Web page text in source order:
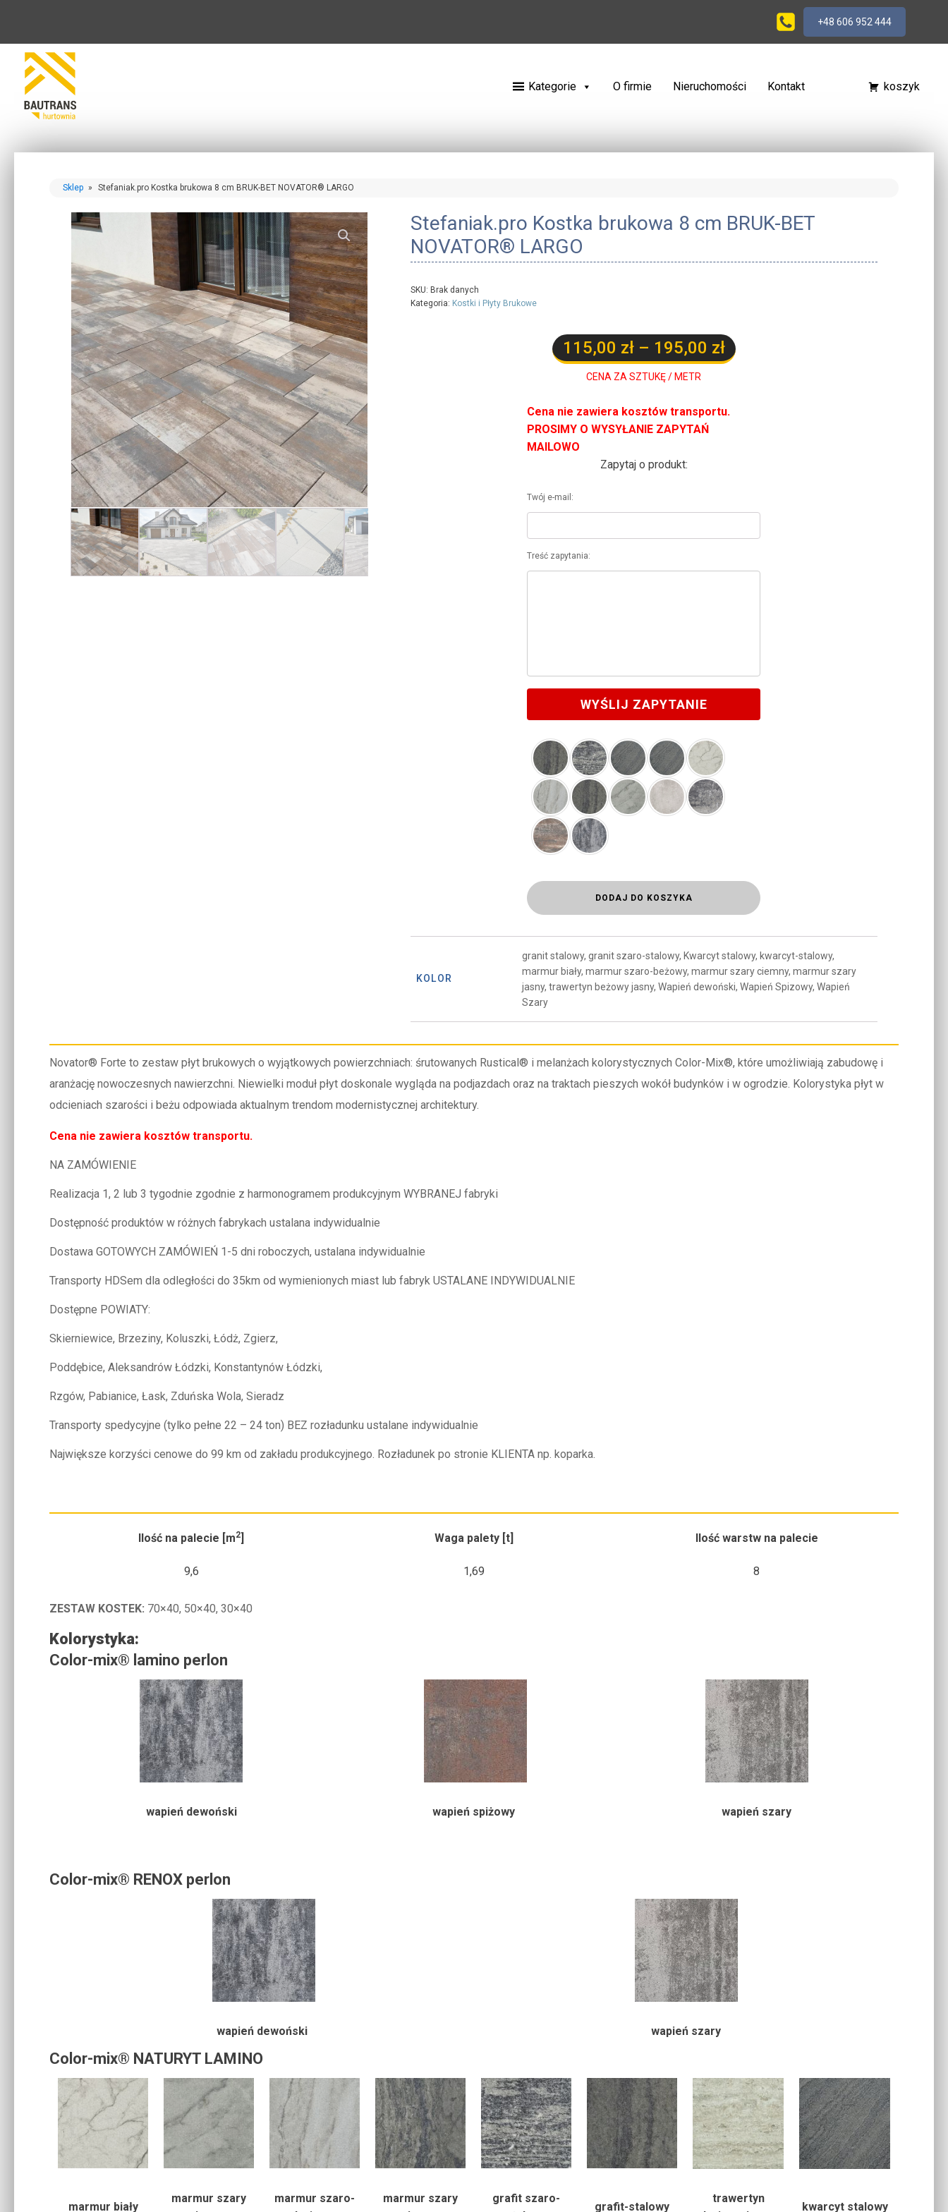
+48 606 952 444
Kategorie O firmie Nieruchomości Kontakt koszyk
Sklep » Stefaniak.pro Kostka brukowa 8 cm BRUK-BET NOVATOR® LARGO
Stefaniak.pro Kostka brukowa 8 cm BRUK-BET
NOVATOR® LARGO
SKU: Brak danych
Kategoria: Kostki i Płyty Brukowe
115,00 zł – 195,00 złZakres
CENA ZA SZTUKĘ / METR
Cena nie zawiera kosztów transportu.
PROSIMY O WYSYŁANIE ZAPYTAŃ
MAILOWO
Zapytaj o produkt:
Twój e-mail:
Treść zapytania:
WYŚLIJ ZAPYTANIE
DODAJ DO KOSZYKA
KOLOR
granit stalowy, granit szaro-stalowy, Kwarcyt stalowy, kwarcyt-stalowy,
marmur biały, marmur szaro-beżowy, marmur szary ciemny, marmur szary
jasny, trawertyn beżowy jasny, Wapień dewoński, Wapień Spizowy, Wapień
Szary
Novator® Forte to zestaw płyt brukowych o wyjątkowych powierzchniach: śrutowanych Rustical® i melanżach kolorystycznych Color-Mix®, które umożliwiają zabudowę i
aranżację nowoczesnych nawierzchni. Niewielki moduł płyt doskonale wygląda na podjazdach oraz na traktach pieszych wokół budynków i w ogrodzie. Kolorystyka płyt w
odcieniach szarości i beżu odpowiada aktualnym trendom modernistycznej architektury.
Cena nie zawiera kosztów transportu.
NA ZAMÓWIENIE
Realizacja 1, 2 lub 3 tygodnie zgodnie z harmonogramem produkcyjnym WYBRANEJ fabryki
Dostępność produktów w różnych fabrykach ustalana indywidualnie
Dostawa GOTOWYCH ZAMÓWIEŃ 1-5 dni roboczych, ustalana indywidualnie
Transporty HDSem dla odległości do 35km od wymienionych miast lub fabryk USTALANE INDYWIDUALNIE
Dostępne POWIATY:
Skierniewice, Brzeziny, Koluszki, Łódż, Zgierz,
Poddębice, Aleksandrów Łódzki, Konstantynów Łódzki,
Rzgów, Pabianice, Łask, Zduńska Wola, Sieradz
Transporty spedycyjne (tylko pełne 22 – 24 ton) BEZ rozładunku ustalane indywidualnie
Największe korzyści cenowe do 99 km od zakładu produkcyjnego. Rozładunek po stronie KLIENTA np. koparka.
Ilość na palecie [m2] Waga palety [t] Ilość warstw na palecie
9,6 1,69 8
ZESTAW KOSTEK: 70×40, 50×40, 30×40
Kolorystyka:
Color-mix® lamino perlon
wapień dewoński wapień spiżowy wapień szary
Color-mix® RENOX perlon
wapień dewoński wapień szary
Color-mix® NATURYT LAMINO
marmur biały
marmur szary
marmur szaro-
marmur szary
grafit szaro-
grafit-stalowy
trawertyn
kwarcyt stalowy